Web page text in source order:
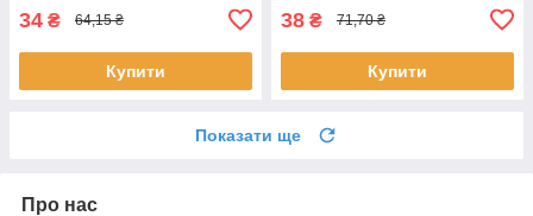
34 ₴ 64,15 ₴
Купити
38 ₴ 71,70 ₴
Купити
Показати ще
Про нас